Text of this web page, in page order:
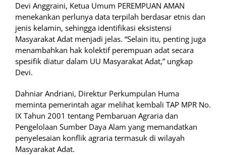
Devi Anggraini, Ketua Umum PEREMPUAN AMAN
menekankan perlunya data terpilah berdasar etnis dan
jenis kelamin, sehingga identifikasi eksistensi
Masyarakat Adat menjadi jelas. “Selain itu, penting juga
menambahkan hak kolektif perempuan adat secara
spesifik diatur dalam UU Masyarakat Adat,” ungkap
Devi.
Dahniar Andriani, Direktur Perkumpulan Huma
meminta pemerintah agar melihat kembali TAP MPR No.
IX Tahun 2001 tentang Pembaruan Agraria dan
Pengelolaan Sumber Daya Alam yang memandatkan
penyelesaian konflik agraria termasuk di wilayah
Masyarakat Adat.